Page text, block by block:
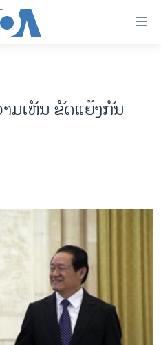
ລັດ 2024
ມເຫັນ ຂັດແຍ້ງກັນ